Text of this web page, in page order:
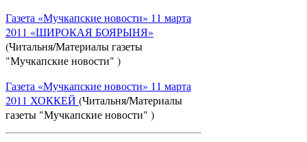
Газета «Мучкапские новости» 11 марта
2011 «ШИРОКАЯ БОЯРЫНЯ»
(Читальня/Материалы газеты
"Мучкапские новости" )
Газета «Мучкапские новости» 11 марта
2011 ХОККЕЙ (Читальня/Материалы
газеты "Мучкапские новости" )